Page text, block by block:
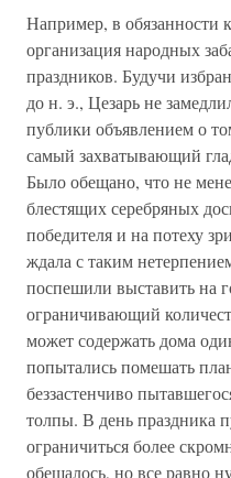
Например, в обязанности
организация народных
праздников. Будучи
до н. э., Цезарь не
публики объявлением о
самый захватывающий
Было обещано, что не
блестящих серебряных
победителя и на потеху
ждала с таким
поспешили выставить на
ограничивающий
может содержать дома
попытались помешать
беззастенчиво
толпы. В день праздника
ограничиться более
обещалось, но все равно